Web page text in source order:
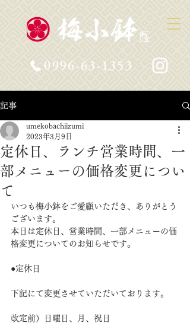
0996-63-1353
記事
定休日、ランチ営業時間、一
部メニューの価格変更につい
て
umekobachiizumi
2023年3月9日
いつも梅小鉢をご愛顧いただき、ありがとう
ございます。
本日は定休日、営業時間、一部メニューの価
格変更についてのお知らせです。
●定休日
下記にて変更させていただいております。
改定前）日曜日、月、祝日